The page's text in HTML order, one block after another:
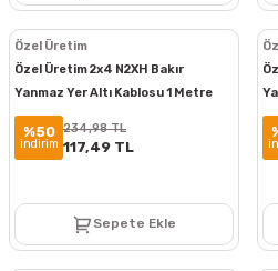
Özel Üretim
Özel Üretim 2x4 N2XH Bakır
Yanmaz Yer Altı Kablosu 1 Metre
%50
indirim
234,98 TL
117,49 TL
Sepete Ekle